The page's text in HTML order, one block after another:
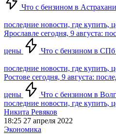
Что с бензином в Астрахани
последние новости, где купить,
Ярославле сегодня, 9 августа:
цены Что с бензином в СПб
последние новости, где купить,
Ростове сегодня, 9 августа:
цены
Что с бензином в
последние новости, где купить,
Никита Ревяков
18:25 27 апреля 2022
Экономика